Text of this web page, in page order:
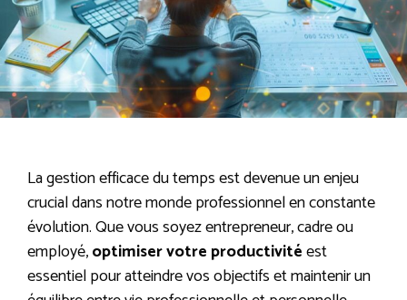
La gestion efficace du temps est devenue un enjeu
crucial dans notre monde professionnel en constante
évolution. Que vous soyez entrepreneur, cadre ou
employé,optimiser votre productivitéest
essentiel pour atteindre vos objectifs et maintenir un